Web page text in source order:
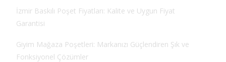
İzmir Baskılı Poşet Fiyatları: Kalite ve Uygun Fiyat
Garantisi
Giyim Mağaza Poşetleri: Markanızı Güçlendiren Şık ve
Fonksiyonel Çözümler